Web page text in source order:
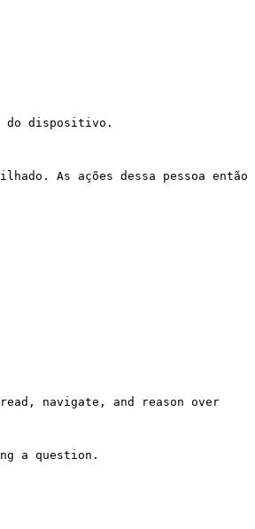
do dispositivo.
As ações dessa pessoa então
navigate, and reason over
a question.